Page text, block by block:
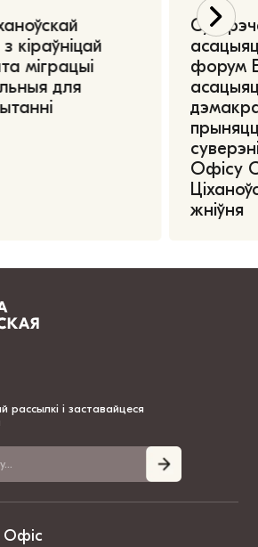
кіраўніцай
міграцыі
для
форум
Офісу
жніўня
і заставайцеся
Офіс